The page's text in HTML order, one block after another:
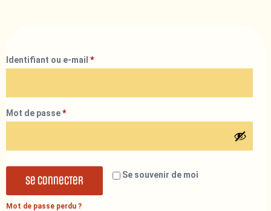
Identifiant ou e-mail *
Mot de passe*
Se souvenir de moi
Se connecter
Mot de passe perdu ?